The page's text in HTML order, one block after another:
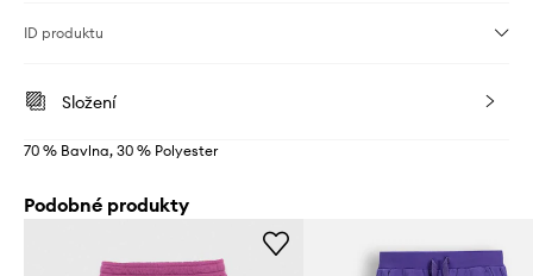
ID produktu
Složení
70 % Bavlna, 30 % Polyester
Podobné produkty